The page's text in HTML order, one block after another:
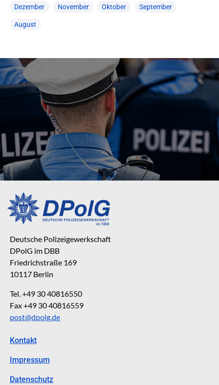
Dezember November Oktober September
August
Deutsche Polizeigewerkschaft
DPolG im DBB
Friedrichstraße 169
10117 Berlin
Tel. +49 30 40816550
Fax +49 30 40816559
post@dpolg.de
Kontakt
Impressum
Datenschutz